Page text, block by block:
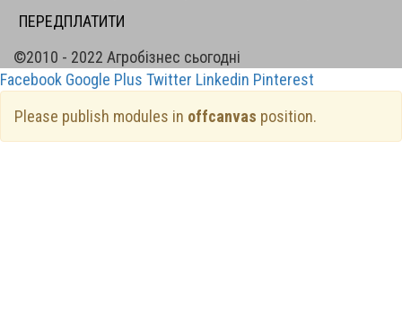
ПЕРЕДПЛАТИТИ
©2010 - 2022 Агробізнес сьогодні
Facebook Google Plus Twitter Linkedin Pinterest
Please publish modules in offcanvas position.